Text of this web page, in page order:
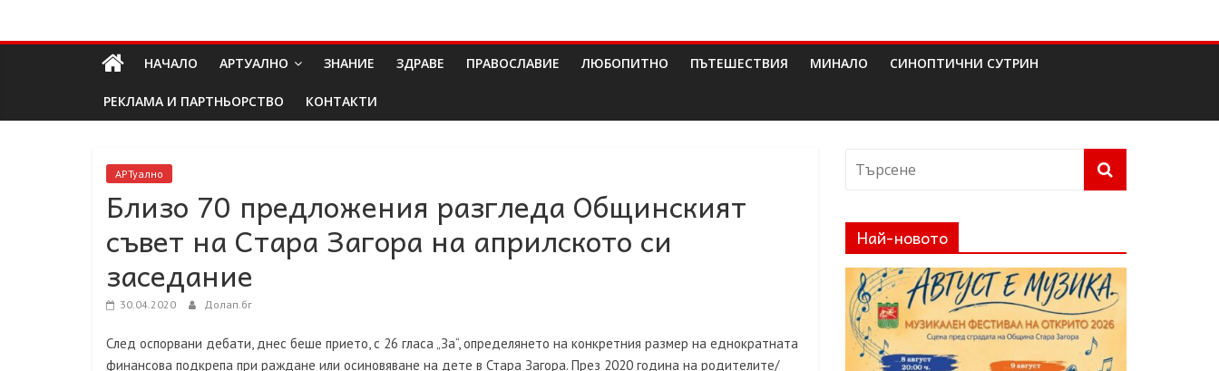
Долап
БГ
пътешествия|
мода|
събития|
кухня|
реклама|
минало|
НАЧАЛО АРТУАЛНО ЗНАНИЕ ЗДРАВЕ ПРАВОСЛАВИЕ ЛЮБОПИТНО ПЪТЕШЕСТВИЯ МИНАЛО СИНОПТИЧНИ СУТРИН
РЕКЛАМА И ПАРТНЬОРСТВО КОНТАКТИ
АРТуално
Близо 70 предложения разгледа Общинският
съвет на Стара Загора на априлското си
заседание
30.04.2020 Долап.бг
След оспорвани дебати, днес беше прието, с 26 гласа „За“, определянето на конкретния размер на еднократната
финансова подкрепа при раждане или осиновяване на дете в Стара Загора. През 2020 година на родителите/
Най-новото